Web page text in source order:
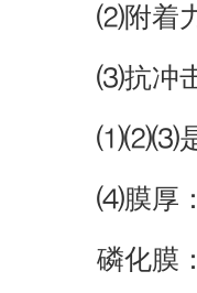
⑵附着力
⑶抗冲击
⑴⑵⑶是涂
⑷膜厚：
磷化膜：